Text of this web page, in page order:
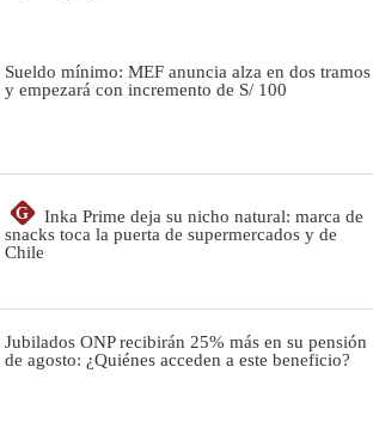
Sueldo mínimo: MEF anuncia alza en dos tramos
y empezará con incremento de S/ 100
G
Inka Prime deja su nicho natural: marca de
snacks toca la puerta de supermercados y de
Chile
Jubilados ONP recibirán 25% más en su pensión
de agosto: ¿Quiénes acceden a este beneficio?